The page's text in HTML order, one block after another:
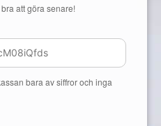
att göra senare!
bara av siffror och inga